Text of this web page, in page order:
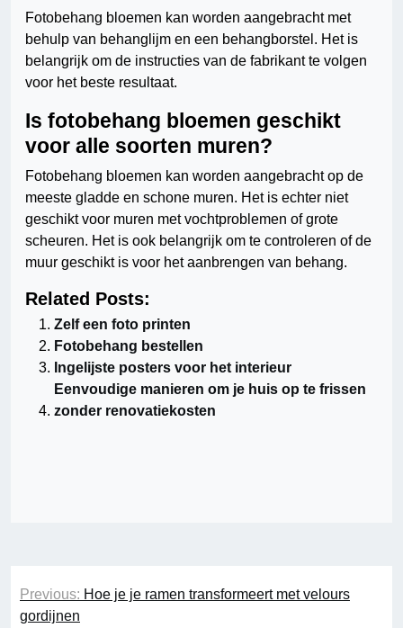
Fotobehang bloemen kan worden aangebracht met
behulp van behanglijm en een behangborstel. Het is
belangrijk om de instructies van de fabrikant te volgen
voor het beste resultaat.
Is fotobehang bloemen geschikt
voor alle soorten muren?
Fotobehang bloemen kan worden aangebracht op de
meeste gladde en schone muren. Het is echter niet
geschikt voor muren met vochtproblemen of grote
scheuren. Het is ook belangrijk om te controleren of de
muur geschikt is voor het aanbrengen van behang.
Related Posts:
Zelf een foto printen
Fotobehang bestellen
Ingelijste posters voor het interieur
Eenvoudige manieren om je huis op te frissen
zonder renovatiekosten
Berichtnavigatie
Previous: Hoe je je ramen transformeert met velours
gordijnen